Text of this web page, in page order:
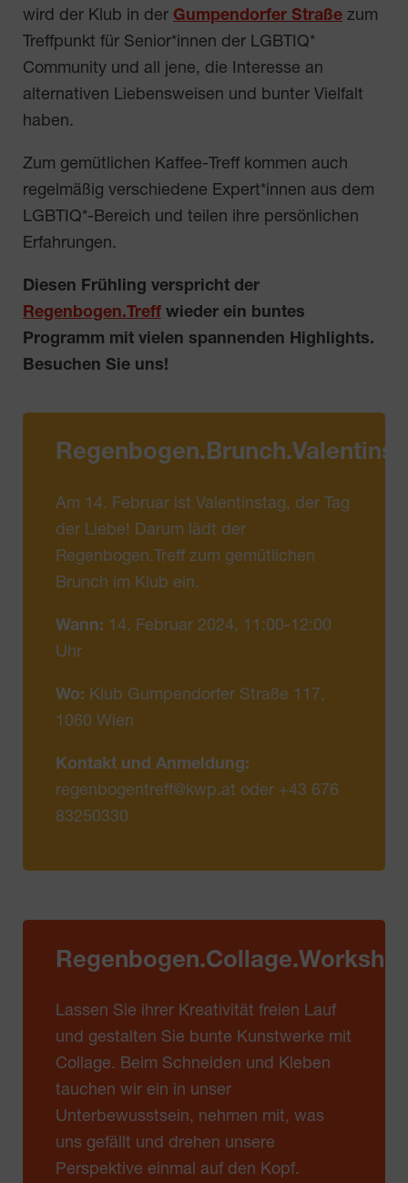
wird der Klub in der Gumpendorfer Straße zum
Treffpunkt für Senior*innen der LGBTIQ*
Community und all jene, die Interesse an
alternativen Liebensweisen und bunter Vielfalt
haben.
Zum gemütlichen Kaffee-Treff kommen auch
regelmäßig verschiedene Expert*innen aus dem
LGBTIQ*-Bereich und teilen ihre persönlichen
Erfahrungen.
Diesen Frühling verspricht der
Regenbogen.Treff wieder ein buntes
Programm mit vielen spannenden Highlights.
Besuchen Sie uns!
Am 14. Februar ist Valentinstag, der Tag
der Liebe! Darum lädt der
Regenbogen.Treff zum gemütlichen
Brunch im Klub ein.
Wann: 14. Februar 2024, 11:00-12:00
Uhr
Wo: Klub Gumpendorfer Straße 117,
1060 Wien
Kontakt und Anmeldung:
regenbogentreff@kwp.at oder +43 676
83250330
Lassen Sie ihrer Kreativität freien Lauf
und gestalten Sie bunte Kunstwerke mit
Collage. Beim Schneiden und Kleben
tauchen wir ein in unser
Unterbewusstsein, nehmen mit, was
uns gefällt und drehen unsere
Perspektive einmal auf den Kopf.